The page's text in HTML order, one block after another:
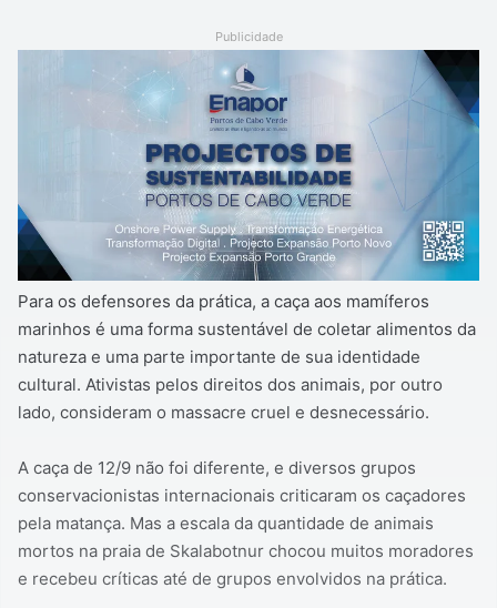
Publicidade
Para os defensores da prática, a caça aos mamíferos
marinhos é uma forma sustentável de coletar alimentos da
natureza e uma parte importante de sua identidade
cultural. Ativistas pelos direitos dos animais, por outro
lado, consideram o massacre cruel e desnecessário.
A caça de 12/9 não foi diferente, e diversos grupos
conservacionistas internacionais criticaram os caçadores
pela matança. Mas a escala da quantidade de animais
mortos na praia de Skalabotnur chocou muitos moradores
e recebeu críticas até de grupos envolvidos na prática.